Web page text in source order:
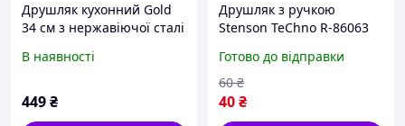
Друшляк кухонний Gold
34 см з нержавіючої сталі
кухонний друшляк для
В наявності
449₴
Друшляк з ручкою
Stenson TeСhno R-86063
Готово до відправки
40₴
60 ₴